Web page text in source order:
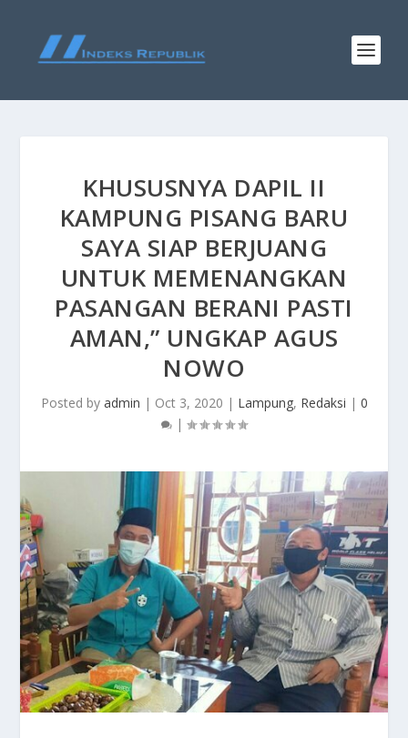
KHUSUSNYA DAPIL II
KAMPUNG PISANG BARU
SAYA SIAP BERJUANG
UNTUK MEMENANGKAN
PASANGAN BERANI PASTI
AMAN,” UNGKAP AGUS
NOWO
Posted by admin | Oct 3, 2020 | Lampung, Redaksi | 0
|